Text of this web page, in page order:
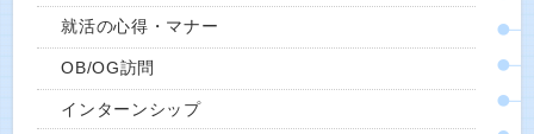
就活の心得・マナー
OB/OG訪問
インターンシップ